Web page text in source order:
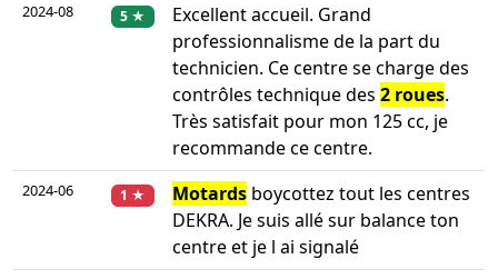
2024-08 5 ★
Excellent accueil. Grand
professionnalisme de la part du
technicien. Ce centre se charge des
contrôles technique des 2 roues.
Très satisfait pour mon 125 cc, je
recommande ce centre.
2024-06 1 ★ Motards boycottez tout les centres
DEKRA. Je suis allé sur balance ton
centre et je l ai signalé